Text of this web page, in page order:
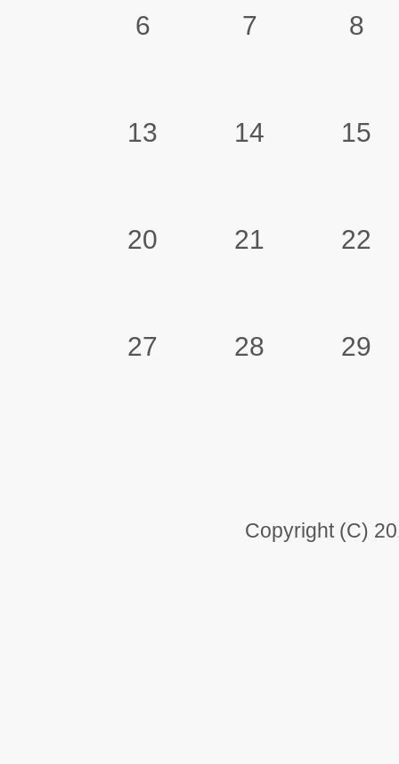
6 7 8
13 14 15
20 21 22
27 28 29
Copyright (C)